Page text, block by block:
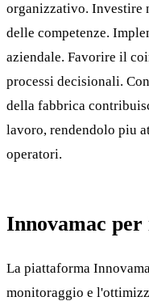
organizzativo. Investire
delle competenze.
aziendale. Favorire il
processi decisionali.
della fabbrica
lavoro, rendendolo piu
operatori.
Innovamac
La piattaforma
monitoraggio e